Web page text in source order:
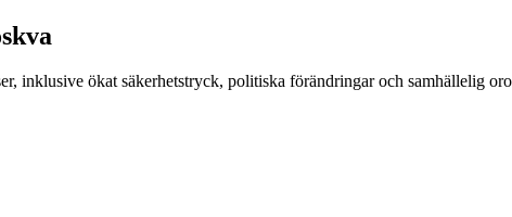
inklusive ökat säkerhetstryck, politiska förändringar och samhällelig